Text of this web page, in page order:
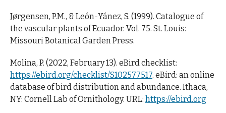
Jørgensen, P.M., & León-Yánez, S. (1999). Catalogue of
the vascular plants of Ecuador. Vol. 75. St. Louis:
Missouri Botanical Garden Press.
Molina, P. (2022, February 13). eBird checklist:
https://ebird.org/checklist/S102577517. eBird: an online
database of bird distribution and abundance. Ithaca,
NY: Cornell Lab of Ornithology. URL: https://ebird.org